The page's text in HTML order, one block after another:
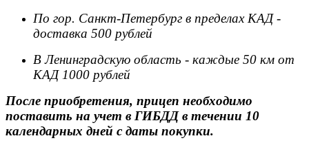
По гор. Санкт-Петербург в пределах КАД -
доставка 500 рублей
В Ленинградскую область - каждые 50 км от
КАД 1000 рублей
После приобретения, прицеп необходимо
поставить на учет в ГИБДД в течении 10
календарных дней с даты покупки.